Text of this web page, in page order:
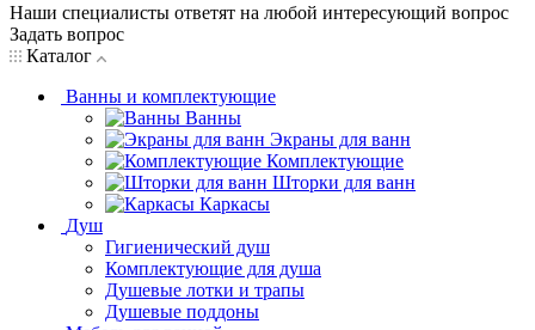
Наши специалисты ответят на любой интересующий вопрос
Задать вопрос
Каталог
Ванны и комплектующие
Ванны
Экраны для ванн
Комплектующие
Шторки для ванн
Каркасы
Душ
Гигиенический душ
Комплектующие для душа
Душевые лотки и трапы
Душевые поддоны